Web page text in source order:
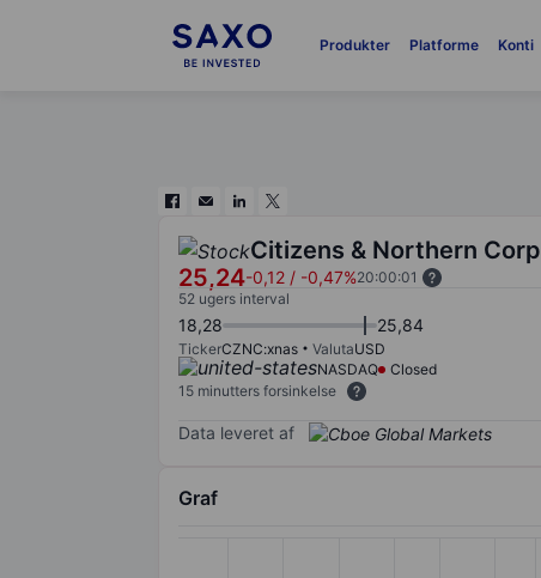
Produkter Platforme Konti
Citizens & Northern Corp
25,24-0,12 / -0,47%20:00:01
52 ugers interval
18,28 25,84
TickerCZNC:xnas ValutaUSD
NASDAQ
Closed
15 minutters forsinkelse
Data leveret af
Graf